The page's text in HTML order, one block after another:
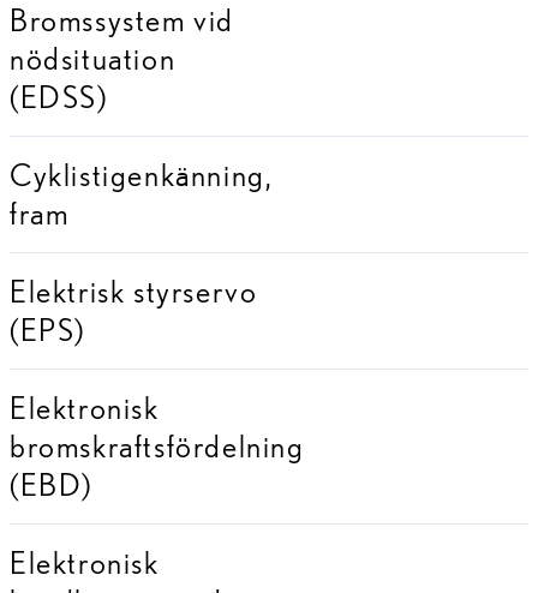
Bromssystem vid
nödsituation
(EDSS)
Cyklistigenkänning,
fram
Elektrisk styrservo
(EPS)
Elektronisk
bromskraftsfördelning
(EBD)
Elektronisk